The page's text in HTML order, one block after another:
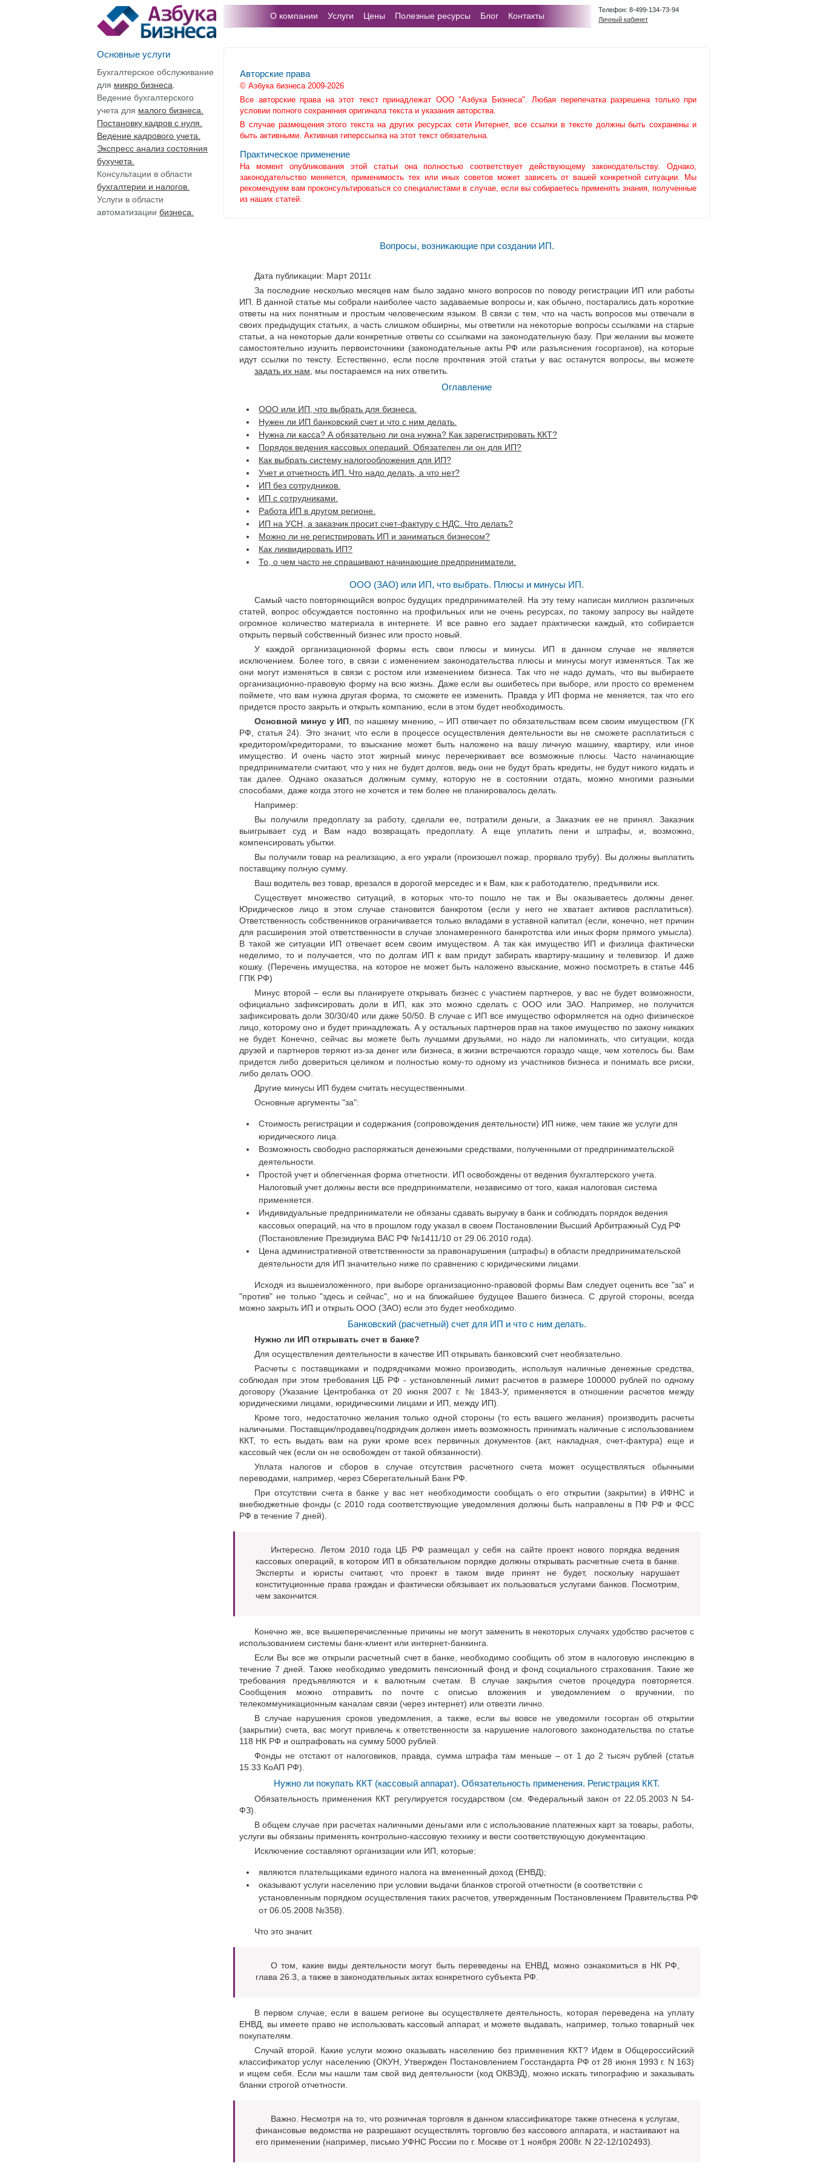
О компании Услуги Цены Полезные ресурсы Блог Контакты
Телефон: 8-499-134-73-94
Личный кабинет
Основные услуги
Бухгалтерское обслуживание
для микро бизнеса
Ведение бухгалтерского
учета для малого бизнеса.
Постановку кадров с нуля.
Ведение кадрового учета.
Экспресс анализ состояния
бухучета.
Консультации в области
бухгалтерии и налогов.
Услуги в области
автоматизации бизнеса.
Авторские права
© Азбука бизнеса 2009-2026
Все авторские права на этот текст принадлежат ООО "Азбука Бизнеса". Любая перепечатка разрешена только при
условии полного сохранения оригинала текста и указания авторства.
В случае размещения этого текста на других ресурсах сети Интернет, все ссылки в тексте должны быть сохранены и
быть активными. Активная гиперссылка на этот текст обязательна.
Практическое применение
На момент опубликования этой статьи она полностью соответствует действующему законодательству. Однако,
законодательство меняется, применимость тех или иных советов может зависеть от вашей конкретной ситуации. Мы
рекомендуем вам проконсультироваться со специалистами в случае, если вы собираетесь применять знания, полученные
из наших статей.
Вопросы, возникающие при создании ИП.
Дата публикации: Март 2011г.
За последние несколько месяцев нам было задано много вопросов по поводу регистрации ИП или работы
ИП. В данной статье мы собрали наиболее часто задаваемые вопросы и, как обычно, постарались дать короткие
ответы на них понятным и простым человеческим языком. В связи с тем, что на часть вопросов мы отвечали в
своих предыдущих статьях, а часть слишком обширны, мы ответили на некоторые вопросы ссылками на старые
статьи, а на некоторые дали конкретные ответы со ссылками на законодательную базу. При желании вы можете
самостоятельно изучить первоисточники (законодательные акты РФ или разъяснения госорганов), на которые
идут ссылки по тексту. Естественно, если после прочтения этой статьи у вас останутся вопросы, вы можете
задать их нам , мы постараемся на них ответить.
Оглавление
ООО или ИП, что выбрать для бизнеса.
Нужен ли ИП банковский счет и что с ним делать.
Нужна ли касса? А обязательно ли она нужна? Как зарегистрировать ККТ?
Порядок ведения кассовых операций. Обязателен ли он для ИП?
Как выбрать систему налогообложения для ИП?
Учет и отчетность ИП. Что надо делать, а что нет?
ИП без сотрудников.
ИП с сотрудниками.
Работа ИП в другом регионе.
ИП на УСН, а заказчик просит счет-фактуру с НДС. Что делать?
Можно ли не регистрировать ИП и заниматься бизнесом?
Как ликвидировать ИП?
То, о чем часто не спрашивают начинающие предприниматели.
ООО (ЗАО) или ИП, что выбрать. Плюсы и минусы ИП.
Самый часто повторяющийся вопрос будущих предпринимателей. На эту тему написан миллион различных
статей, вопрос обсуждается постоянно на профильных или не очень ресурсах, по такому запросу вы найдете
огромное количество материала в интернете. И все равно его задает практически каждый, кто собирается
открыть первый собственный бизнес или просто новый.
У каждой организационной формы есть свои плюсы и минусы. ИП в данном случае не является
исключением. Более того, в связи с изменением законодательства плюсы и минусы могут изменяться. Так же
они могут изменяться в связи с ростом или изменением бизнеса. Так что не надо думать, что вы выбираете
организационно-правовую форму на всю жизнь. Даже если вы ошибетесь при выборе, или просто со временем
поймете, что вам нужна другая форма, то сможете ее изменить. Правда у ИП форма не меняется, так что его
придется просто закрыть и открыть компанию, если в этом будет необходимость.
Основной минус у ИП , по нашему мнению, – ИП отвечает по обязательствам всем своим имуществом (ГК
РФ, статья 24). Это значит, что если в процессе осуществления деятельности вы не сможете расплатиться с
кредитором/кредиторами, то взыскание может быть наложено на вашу личную машину, квартиру, или иное
имущество. И очень часто этот жирный минус перечеркивает все возможные плюсы. Часто начинающие
предприниматели считают, что у них не будет долгов, ведь они не будут брать кредиты, не будут никого кидать и
так далее. Однако оказаться должным сумму, которую не в состоянии отдать, можно многими разными
способами, даже когда этого не хочется и тем более не планировалось делать.
Например:
Вы получили предоплату за работу, сделали ее, потратили деньги, а Заказчик ее не принял. Заказчик
выигрывает суд и Вам надо возвращать предоплату. А еще уплатить пени и штрафы, и, возможно,
компенсировать убытки.
Вы получили товар на реализацию, а его украли (произошел пожар, прорвало трубу). Вы должны выплатить
поставщику полную сумму.
Ваш водитель вез товар, врезался в дорогой мерседес и к Вам, как к работодателю, предъявили иск.
Существует множество ситуаций, в которых что-то пошло не так и Вы оказываетесь должны денег.
Юридическое лицо в этом случае становится банкротом (если у него не хватает активов расплатиться).
Ответственность собственников ограничивается только вкладами в уставной капитал (если, конечно, нет причин
для расширения этой ответственности в случае злонамеренного банкротства или иных форм прямого умысла).
В такой же ситуации ИП отвечает всем своим имуществом. А так как имущество ИП и физлица фактически
неделимо, то и получается, что по долгам ИП к вам придут забирать квартиру-машину и телевизор. И даже
кошку. (Перечень имущества, на которое не может быть наложено взыскание, можно посмотреть в статье 446
ГПК РФ)
Минус второй – если вы планируете открывать бизнес с участием партнеров, у вас не будет возможности,
официально зафиксировать доли в ИП, как это можно сделать с ООО или ЗАО. Например, не получится
зафиксировать доли 30/30/40 или даже 50/50. В случае с ИП все имущество оформляется на одно физическое
лицо, которому оно и будет принадлежать. А у остальных партнеров прав на такое имущество по закону никаких
не будет. Конечно, сейчас вы можете быть лучшими друзьями, но надо ли напоминать, что ситуации, когда
друзей и партнеров теряют из-за денег или бизнеса, в жизни встречаются гораздо чаще, чем хотелось бы. Вам
придется либо довериться целиком и полностью кому-то одному из участников бизнеса и понимать все риски,
либо делать ООО.
Другие минусы ИП будем считать несущественными.
Основные аргументы "за":
Стоимость регистрации и содержания (сопровождения деятельности) ИП ниже, чем такие же услуги для
юридического лица.
Возможность свободно распоряжаться денежными средствами, полученными от предпринимательской
деятельности.
Простой учет и облегченная форма отчетности. ИП освобождены от ведения бухгалтерского учета.
Налоговый учет должны вести все предприниматели, независимо от того, какая налоговая система
применяется.
Индивидуальные предприниматели не обязаны сдавать выручку в банк и соблюдать порядок ведения
кассовых операций, на что в прошлом году указал в своем Постановлении Высший Арбитражный Суд РФ
(Постановление Президиума ВАС РФ №1411/10 от 29.06.2010 года).
Цена административной ответственности за правонарушения (штрафы) в области предпринимательской
деятельности для ИП значительно ниже по сравнению с юридическими лицами.
Исходя из вышеизложенного, при выборе организационно-правовой формы Вам следует оценить все "за" и
"против" не только "здесь и сейчас", но и на ближайшее будущее Вашего бизнеса. С другой стороны, всегда
можно закрыть ИП и открыть ООО (ЗАО) если это будет необходимо.
Банковский (расчетный) счет для ИП и что с ним делать.
Нужно ли ИП открывать счет в банке?
Для осуществления деятельности в качестве ИП открывать банковский счет необязательно.
Расчеты с поставщиками и подрядчиками можно производить, используя наличные денежные средства,
соблюдая при этом требования ЦБ РФ - установленный лимит расчетов в размере 100000 рублей по одному
договору (Указание Центробанка от 20 июня 2007 г. № 1843-У, применяется в отношении расчетов между
юридическими лицами, юридическими лицами и ИП, между ИП).
Кроме того, недостаточно желания только одной стороны (то есть вашего желания) производить расчеты
наличными. Поставщик/продавец/подрядчик должен иметь возможность принимать наличные с использованием
ККТ, то есть выдать вам на руки кроме всех первичных документов (акт, накладная, счет-фактура) еще и
кассовый чек (если он не освобожден от такой обязанности).
Уплата налогов и сборов в случае отсутствия расчетного счета может осуществляться обычными
переводами, например, через Сберегательный Банк РФ.
При отсутствии счета в банке у вас нет необходимости сообщать о его открытии (закрытии) в ИФНС и
внебюджетные фонды (с 2010 года соответствующие уведомления должны быть направлены в ПФ РФ и ФСС
РФ в течение 7 дней).
Интересно. Летом 2010 года ЦБ РФ размещал у себя на сайте проект нового порядка ведения
кассовых операций, в котором ИП в обязательном порядке должны открывать расчетные счета в банке.
Эксперты и юристы считают, что проект в таком виде принят не будет, поскольку нарушает
конституционные права граждан и фактически обязывает их пользоваться услугами банков. Посмотрим,
чем закончится.
Конечно же, все вышеперечисленные причины не могут заменить в некоторых случаях удобство расчетов с
использованием системы банк-клиент или интернет-банкинга.
Если Вы все же открыли расчетный счет в банке, необходимо сообщить об этом в налоговую инспекцию в
течение 7 дней. Также необходимо уведомить пенсионный фонд и фонд социального страхования. Такие же
требования предъявляются и к валютным счетам. В случае закрытия счетов процедура повторяется.
Сообщения можно отправить по почте с описью вложения и уведомлением о вручении, по
телекоммуникационным каналам связи (через интернет) или отвезти лично.
В случае нарушения сроков уведомления, а также, если вы вовсе не уведомили госорган об открытии
(закрытии) счета, вас могут привлечь к ответственности за нарушение налогового законодательства по статье
118 НК РФ и оштрафовать на сумму 5000 рублей.
Фонды не отстают от налоговиков, правда, сумма штрафа там меньше – от 1 до 2 тысяч рублей (статья
15.33 КоАП РФ).
Нужно ли покупать ККТ (кассовый аппарат). Обязательность применения. Регистрация ККТ.
Обязательность применения ККТ регулируется государством (см. Федеральный закон от 22.05.2003 N 54-
ФЗ).
В общем случае при расчетах наличными деньгами или с использование платежных карт за товары, работы,
услуги вы обязаны применять контрольно-кассовую технику и вести соответствующую документацию.
Исключение составляют организации или ИП, которые:
являются плательщиками единого налога на вмененный доход (ЕНВД);
оказывают услуги населению при условии выдачи бланков строгой отчетности (в соответствии с
установленным порядком осуществления таких расчетов, утвержденным Постановлением Правительства РФ
от 06.05.2008 №358).
Что это значит.
О том, какие виды деятельности могут быть переведены на ЕНВД, можно ознакомиться в НК РФ,
глава 26.3, а также в законодательных актах конкретного субъекта РФ.
В первом случае, если в вашем регионе вы осуществляете деятельность, которая переведена на уплату
ЕНВД, вы имеете право не использовать кассовый аппарат, и можете выдавать, например, только товарный чек
покупателям.
Случай второй. Какие услуги можно оказывать населению без применения ККТ? Идем в Общероссийский
классификатор услуг населению (ОКУН, Утвержден Постановлением Госстандарта РФ от 28 июня 1993 г. N 163)
и ищем себя. Если мы нашли там свой вид деятельности (код ОКВЭД), можно искать типографию и заказывать
бланки строгой отчетности.
Важно. Несмотря на то, что розничная торговля в данном классификаторе также отнесена к услугам,
финансовые ведомства не разрешают осуществлять торговлю без кассового аппарата, и настаивают на
его применении (например, письмо УФНС России по г. Москве от 1 ноября 2008г. N 22-12/102493).